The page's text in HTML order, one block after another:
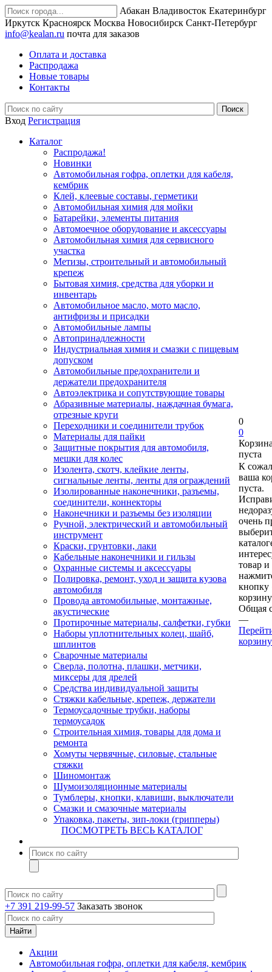
Абакан Владивосток Екатеринбург
Иркутск Красноярск Москва Новосибирск Санкт-Петербург
info@kealan.ru почта для заказов
Оплата и доставка
Распродажа
Новые товары
Контакты
Вход Регистрация
Каталог
Распродажа!
Новинки
Автомобильная гофра, оплетки для кабеля,
кембрик
Клей, клеевые составы, герметики
Автомобильная химия для мойки
Батарейки, элементы питания
Автомоечное оборудование и аксессуары
Автомобильная химия для сервисного
участка
Метизы, строительный и автомобильный
крепеж
Бытовая химия, средства для уборки и
инвентарь
Автомобильное масло, мото масло,
антифризы и присадки
Автомобильные лампы
Автопринадлежности
Индустриальная химия и смазки с пищевым
допуском
Автомобильные предохранители и
держатели предохранителя
Автоэлектрика и сопутствующие товары
Абразивные материалы, наждачная бумага,
отрезные круги
Переходники и соединители трубок
Материалы для пайки
Защитные покрытия для автомобиля,
мешки для колес
Изолента, скотч, клейкие ленты,
сигнальные ленты, ленты для ограждений
Изолированные наконечники, разъемы,
соединители, коннекторы
Наконечники и разъемы без изоляции
Ручной, электрический и автомобильный
инструмент
Краски, грунтовки, лаки
Кабельные наконечники и гильзы
Охранные системы и аксессуары
Полировка, ремонт, уход и защита кузова
автомобиля
Провода автомобильные, монтажные,
акустические
Протирочные материалы, салфетки, губки
Наборы уплотнительных колец, шайб,
шплинтов
Сварочные материалы
Сверла, полотна, плашки, метчики,
миксеры для дрелей
Средства индивидуальной защиты
Стяжки кабельные, крепеж, держатели
Термоусадочные трубки, наборы
термоусадок
Строительная химия, товары для дома и
ремонта
Хомуты червячные, силовые, стальные
стяжки
Шиномонтаж
Шумоизоляционные материалы
Тумблеры, кнопки, клавиши, выключатели
Смазки и смазочные материалы
Упаковка, пакеты, зип-локи (грипперы)
ПОСМОТРЕТЬ ВЕСЬ КАТАЛОГ
+7 391 219-99-57 Заказать звонок
0
0
пуста
К
ваша
пуста.
очень
товар и
кнопку
Общая
—
корзину
Акции
Автомобильная гофра, оплетки для кабеля, кембрик